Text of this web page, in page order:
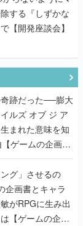
する『しずかな
【開発座談会】
奇跡だった──膨大
ルズ オブ ジ ア
まれた意味を知
ゲームの企画
グ」させるの
企画書とキャラ
がRPGに生み出
【ゲームの企画